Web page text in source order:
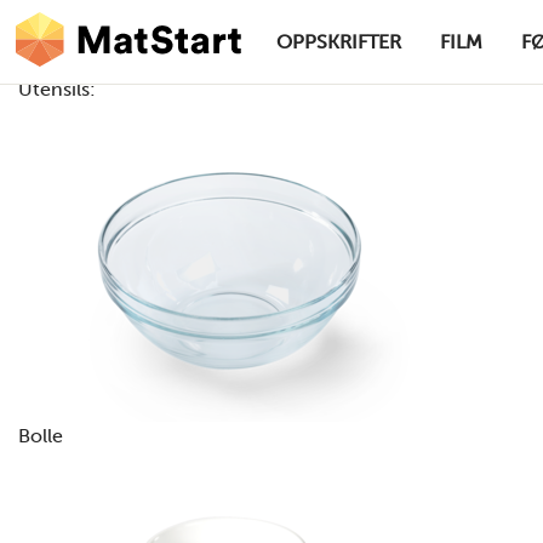
Hopp til hovedinnhold
hovednavigasjonsskrivebordsversjon
OPPSKRIFTER FILM
Utensils:
Bolle